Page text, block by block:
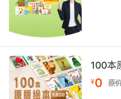
之后就是教学模式，教学
分，就看适不适合孩子了
在线少儿英语都是外教一
别。但是在课程的安排上
在线少儿英语机构会使用
100本
¥0 原